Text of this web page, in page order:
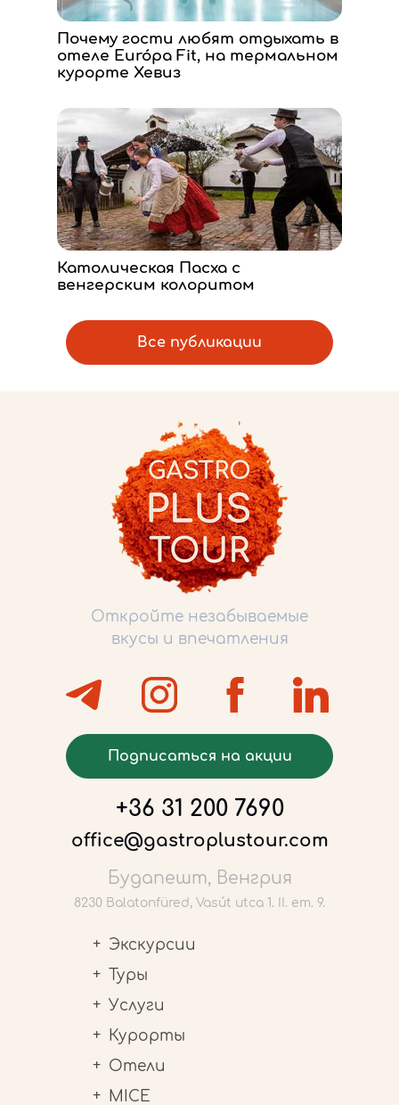
Почему гости любят отдыхать в
отеле Európa Fit, на термальном
курорте Хевиз
Католическая Пасха с
венгерским колоритом
Все публикации
Откройте незабываемые
вкусы и впечатления
Подписаться на акции
+36 31 200 7690
office@gastroplustour.com
Будапешт, Венгрия
8230 Balatonfüred, Vasút utca 1. II. em. 9.
Экскурсии
Туры
Услуги
Курорты
Отели
MICE